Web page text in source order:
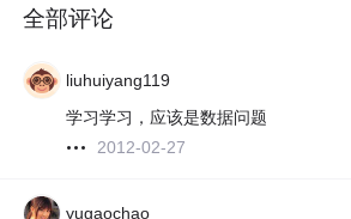
全部评论
liuhuiyang119
学习学习，应该是数据问题
2012-02-27
yugaochao